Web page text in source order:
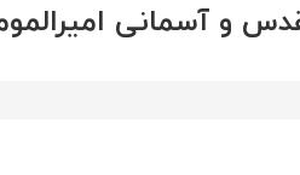
و آسمانی